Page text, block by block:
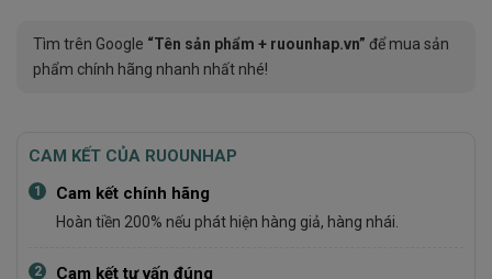
Tìm trên Google “Tên sản phẩm + ruounhap.vn” để mua sản
phẩm chính hãng nhanh nhất nhé!
CAM KẾT CỦA RUOUNHAP
1 Cam kết chính hãng
Hoàn tiền 200% nếu phát hiện hàng giả, hàng nhái.
2 Cam kết tư vấn đúng